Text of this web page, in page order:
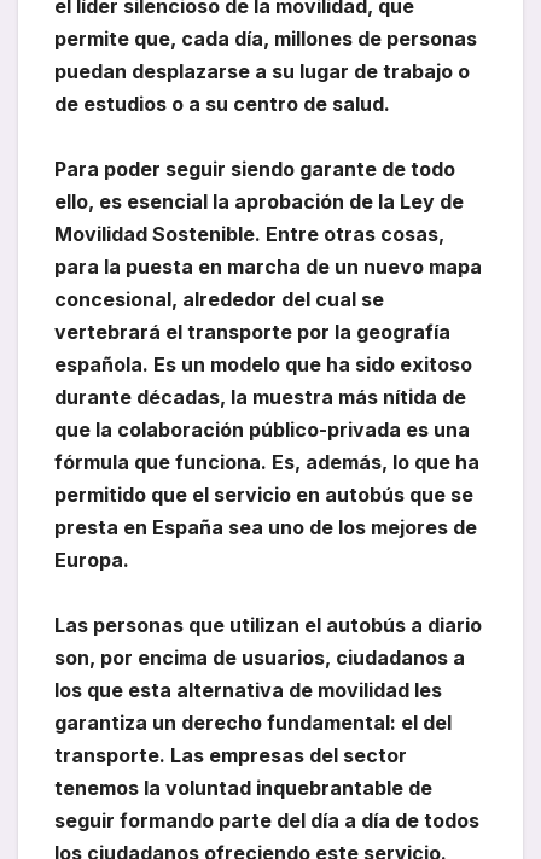
el líder silencioso de la movilidad, que
permite que, cada día, millones de personas
puedan desplazarse a su lugar de trabajo o
de estudios o a su centro de salud.
Para poder seguir siendo garante de todo
ello, es esencial la aprobación de la Ley de
Movilidad Sostenible. Entre otras cosas,
para la puesta en marcha de un nuevo mapa
concesional, alrededor del cual se
vertebrará el transporte por la geografía
española. Es un modelo que ha sido exitoso
durante décadas, la muestra más nítida de
que la colaboración público-privada es una
fórmula que funciona. Es, además, lo que ha
permitido que el servicio en autobús que se
presta en España sea uno de los mejores de
Europa.
Las personas que utilizan el autobús a diario
son, por encima de usuarios, ciudadanos a
los que esta alternativa de movilidad les
garantiza un derecho fundamental: el del
transporte. Las empresas del sector
tenemos la voluntad inquebrantable de
seguir formando parte del día a día de todos
los ciudadanos ofreciendo este servicio.